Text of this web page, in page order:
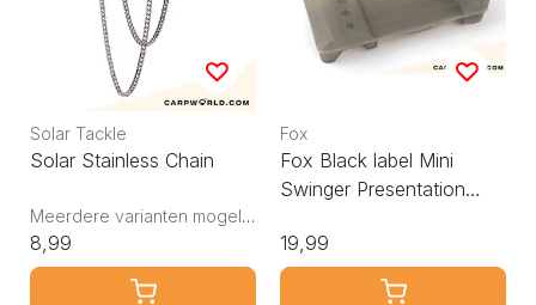
Solar Tackle
Solar Stainless Chain
Meerdere varianten mogelijk
8,99
Fox
Fox Black label Mini
Swinger Presentation
19,99